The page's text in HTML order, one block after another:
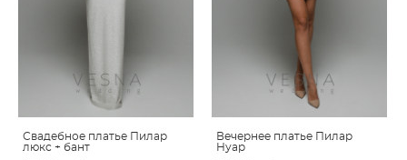
Свадебное платье Пилар
люкс + бант
Вечернее платье Пилар
Нуар